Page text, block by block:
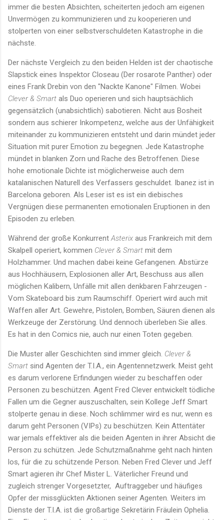
immer die besten Absichten, scheiterten jedoch am eigenen
Unvermögen zu kommunizieren und zu kooperieren und
stolperten von einer selbstverschuldeten Katastrophe in die
nächste.
Der nächste Vergleich zu den beiden Helden ist der chaotische
Slapstick eines Inspektor Closeau (Der rosarote Panther) oder
eines Frank Drebin von den "Nackte Kanone" Filmen. Wobei
Clever & Smart als Duo operieren und sich hauptsächlich
gegensätzlich (unabsichtlich) sabotieren. Nicht aus Bosheit
sondern aus schierer Inkompetenz, welche aus der Unfähigkeit
miteinander zu kommunizieren entsteht und darin mündet jeder
Situation mit purer Emotion zu begegnen. Jede Katastrophe
mündet in blanken Zorn und Rache des Betroffenen. Diese
hohe emotionale Dichte ist möglicherweise auch dem
katalanischen Naturell des Verfassers geschuldet. Ibanez ist in
Barcelona geboren. Als Leser ist es ist ein diebisches
Vergnügen diese permanenten emotionalen Eruptionen in den
Episoden zu erleben.
Während der große KonkurrentAsterix aus Frankreich mit dem
Skalpell operiert, kommen Clever & Smart mit dem
Holzhammer. Und machen dabei keine Gefangenen. Abstürze
aus Hochhäusern, Explosionen aller Art, Beschuss aus allen
möglichen Kalibern, Unfälle mit allen denkbaren Fahrzeugen -
Vom Skateboard bis zum Raumschiff. Operiert wird auch mit
Waffen aller Art. Gewehre, Pistolen, Bomben, Säuren dienen als
Werkzeuge der Zerstörung. Und dennoch überleben Sie alles.
Es hat in den Comics nie, auch nur einen Toten gegeben.
Die Muster aller Geschichten sind immer gleich. Clever &
Smart sind Agenten der T.I.A., ein Agentennetzwerk. Meist geht
es darum verlorene Erfindungen wieder zu beschaffen oder
Personen zu beschützen. Agent Fred Clever entwickelt tödliche
Fallen um die Gegner auszuschalten, sein Kollege Jeff Smart
stolperte genau in diese. Noch schlimmer wird es nur, wenn es
darum geht Personen (VIPs) zu beschützen. Kein Attentäter
war jemals effektiver als die beiden Agenten in ihrer Absicht die
Person zu schützen. Jede Schutzmaßnahme geht nach hinten
los, für die zu schützende Person. Neben Fred Clever und Jeff
Smart agieren ihr Chef Mister L. Väterlicher Freund und
zugleich strenger Vorgesetzter, Auftraggeber und häufiges
Opfer der missglückten Aktionen seiner Agenten. Weiters im
Dienste der T.I.A. ist die großartige Sekretärin Fräulein Ophelia.